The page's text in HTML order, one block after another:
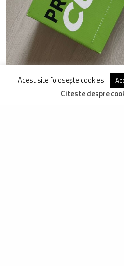
Butuc Shimano XT boost
Acest site folosește cookies!
Citeste despre